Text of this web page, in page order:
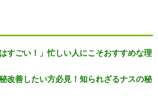
すごい！」忙しい人にこそおすすめな理
改善したい方必見！知られざるナスの秘